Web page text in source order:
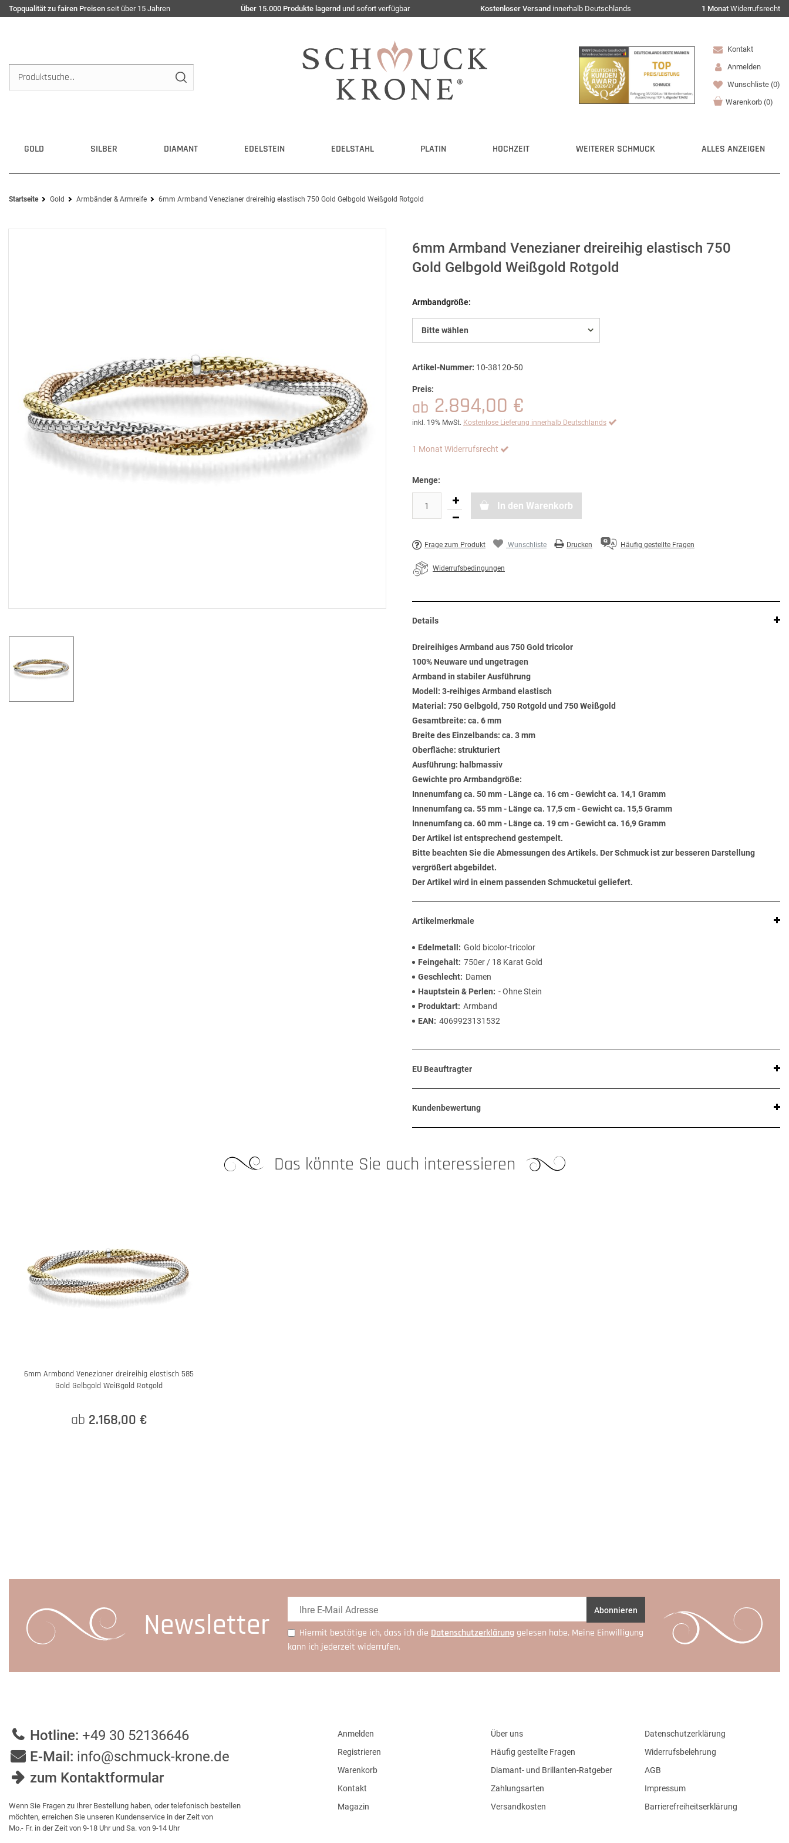
Topqualität zu fairen Preisen seit über 15 Jahren Über 15.000 Produkte lagernd und sofort verfügbar Kostenloser Versand innerhalb Deutschlands 1 Monat Widerrufsrecht
Kontakt
Anmelden
Wunschliste (0)
Warenkorb (0)
GOLD SILBER DIAMANT EDELSTEIN EDELSTAHL PLATIN HOCHZEIT WEITERER SCHMUCK ALLES ANZEIGEN
Startseite Gold Armbänder & Armreife 6mm Armband Venezianer dreireihig elastisch 750 Gold Gelbgold Weißgold Rotgold
6mm Armband Venezianer dreireihig elastisch 750
Gold Gelbgold Weißgold Rotgold
Armbandgröße:
Bitte wählen
Artikel-Nummer: 10-38120-50
Preis:
ab 2.894,00 €
inkl. 19% MwSt. Kostenlose Lieferung innerhalb Deutschlands
1 Monat Widerrufsrecht
Menge:
In den Warenkorb
Frage zum Produkt Wunschliste Drucken Häufig gestellte Fragen
Widerrufsbedingungen
Details
Dreireihiges Armband aus 750 Gold tricolor
100% Neuware und ungetragen
Armband in stabiler Ausführung
Modell: 3-reihiges Armband elastisch
Material: 750 Gelbgold, 750 Rotgold und 750 Weißgold
Gesamtbreite: ca. 6 mm
Breite des Einzelbands: ca. 3 mm
Oberfläche: strukturiert
Ausführung: halbmassiv
Gewichte pro Armbandgröße:
Innenumfang ca. 50 mm - Länge ca. 16 cm - Gewicht ca. 14,1 Gramm
Innenumfang ca. 55 mm - Länge ca. 17,5 cm - Gewicht ca. 15,5 Gramm
Innenumfang ca. 60 mm - Länge ca. 19 cm - Gewicht ca. 16,9 Gramm
Der Artikel ist entsprechend gestempelt.
Bitte beachten Sie die Abmessungen des Artikels. Der Schmuck ist zur besseren Darstellung
vergrößert abgebildet.
Der Artikel wird in einem passenden Schmucketui geliefert.
Artikelmerkmale
Edelmetall
Gold bicolor-tricolor
Feingehalt 750er / 18 Karat Gold
Geschlecht
Damen
Hauptstein & Perlen
- Ohne Stein
Produktart Armband
EAN
4069923131532
EU Beauftragter
Kundenbewertung
Das könnte Sie auch interessieren
6mm Armband Venezianer dreireihig elastisch 585
Gold Gelbgold Weißgold Rotgold
ab 2.168,00 €
Newsletter Abonnieren
Hiermit bestätige ich, dass ich die Daten­schutz­erklärung gelesen habe. Meine Einwilligung
kann ich jederzeit widerrufen.
Hotline: +49 30 52136646
E-Mail: info@schmuck-krone.de
zum Kontaktformular
Wenn Sie Fragen zu Ihrer Bestellung haben, oder telefonisch bestellen
möchten, erreichen Sie unseren Kundenservice in der Zeit von
Mo.- Fr. in der Zeit von 9-18 Uhr und Sa. von 9-14 Uhr
Anmelden
Registrieren
Warenkorb
Kontakt
Magazin
Über uns
Häufig gestellte Fragen
Diamant- und Brillanten-Ratgeber
Zahlungsarten
Versandkosten
Datenschutzerklärung
Widerrufsbelehrung
AGB
Impressum
Barrierefreiheitserklärung